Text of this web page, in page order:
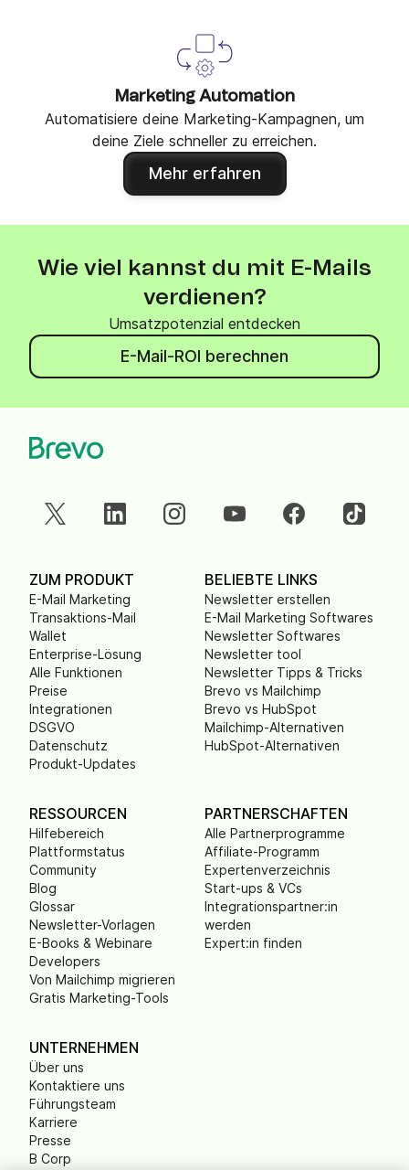
Marketing Automation
Automatisiere deine Marketing-Kampagnen, um
deine Ziele schneller zu erreichen.
Mehr erfahren
Wie viel kannst du mit E-Mails
verdienen?
Umsatzpotenzial entdecken
E-Mail-ROI berechnen
ZUM PRODUKT
E-Mail Marketing
Transaktions-Mail
Wallet
Enterprise-Lösung
Alle Funktionen
Preise
Integrationen
DSGVO
Datenschutz
Produkt-Updates
BELIEBTE LINKS
Newsletter erstellen
E-Mail Marketing Softwares
Newsletter Softwares
Newsletter tool
Newsletter Tipps & Tricks
Brevo vs Mailchimp
Brevo vs HubSpot
Mailchimp-Alternativen
HubSpot-Alternativen
RESSOURCEN
Hilfebereich
Plattformstatus
Community
Blog
Glossar
Newsletter-Vorlagen
E-Books & Webinare
Developers
Von Mailchimp migrieren
Gratis Marketing-Tools
PARTNERSCHAFTEN
Alle Partnerprogramme
Affiliate-Programm
Expertenverzeichnis
Start-ups & VCs
Integrationspartner:in
werden
Expert:in finden
UNTERNEHMEN
Über uns
Kontaktiere uns
Führungsteam
Karriere
Presse
B Corp